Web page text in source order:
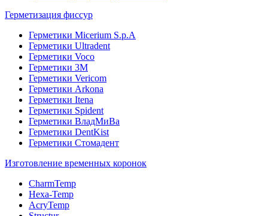
Герметизация фиссур
Герметики Micerium S.p.A
Герметики Ultradent
Герметики Voco
Герметики 3M
Герметики Vericom
Герметики Arkona
Герметики Itena
Герметики Spident
Герметики ВладМиВа
Герметики DentKist
Герметики Стомадент
Изготовление временных коронок
CharmTemp
Hexa-Temp
AcryTemp